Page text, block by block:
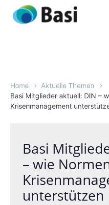
Home
Aktuelle Themen
Basi Mitglieder aktuell: DIN –
Krisenmanagement
Basi
– wie
unterstützen